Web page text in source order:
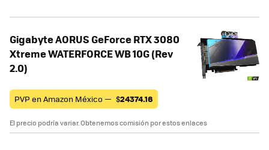
Gigabyte AORUS GeForce RTX 3080
Xtreme WATERFORCE WB 10G (Rev
2.0)
PVP en Amazon México — $24374.16
El precio podría variar. Obtenemos comisión por estos enlaces